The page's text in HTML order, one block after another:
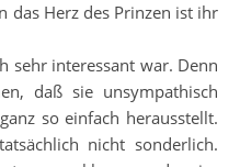
das Herz des Prinzen ist ihr
sehr interessant war. Denn
daß sie unsympathisch
so einfach herausstellt.
nicht sonderlich.